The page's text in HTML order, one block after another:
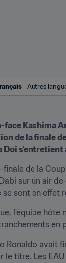
- Autres
face Kashima
de la finale
Doi
finale de la
sur un air
se sont en effet
l'équipe hôte
en
Ronaldo avait
le titre. Les